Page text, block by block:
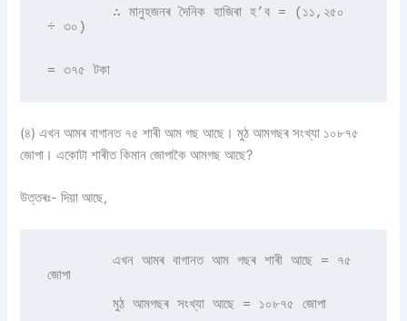
÷ ৩০)
= ৩৭৫ টকা
(৪) এখন আমৰ বাগানত ৭৫ শাৰী আম গছ আছে। মুঠ আমগছৰ সংখ্যা ১০৮৭৫
জোপা। একোটা শাৰীত কিমান জোপাকৈ আমগছ আছে?
উত্তৰঃ- দিয়া আছে,
জোপা